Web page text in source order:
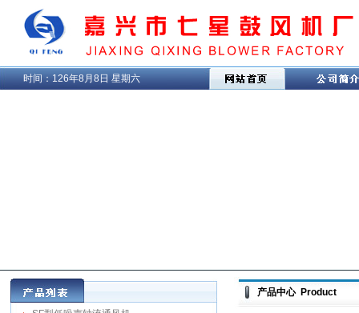
时间： 126年8月8日 星期六
产品中心 Product